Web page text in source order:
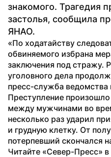
знакомого. Трагедия
застолья, сообщила
ЯНАО.
«По ходатайству
обвиняемого избрана
заключения под стражу.
уголовного дела
пресс-служба
Преступление
между мужчинами во
несколько раз ударил
и грудную клетку. От
потерпевший скончался
Читайте «Север-Пресс»